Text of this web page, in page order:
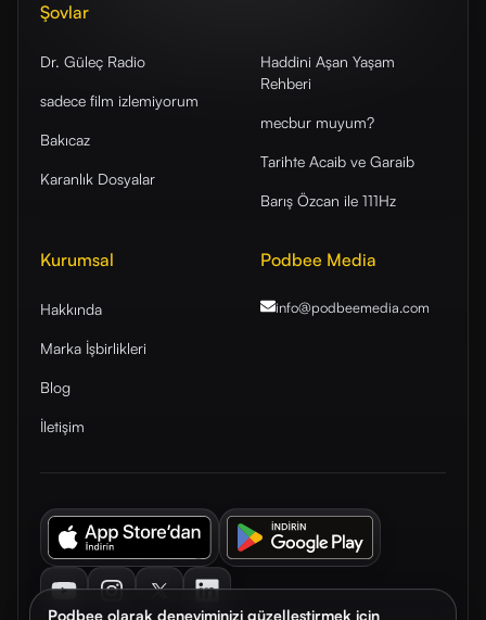
Podbee olarak deneyiminizi güzelleştirmek için
Şovlar
Dr. Güleç Radio
sadece film izlemiyorum
Bakıcaz
Karanlık Dosyalar
Haddini Aşan Yaşam
Rehberi
mecbur muyum?
Tarihte Acaib ve Garaib
Barış Özcan ile 111Hz
Kurumsal
Hakkında
Marka İşbirlikleri
Blog
İletişim
Podbee Media
info@podbeemedia.com